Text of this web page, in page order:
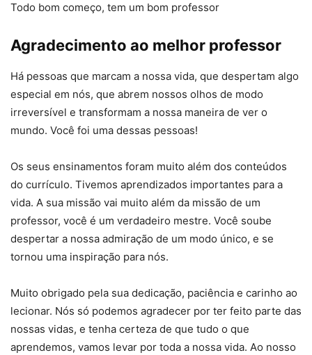
Todo bom começo, tem um bom professor
Agradecimento ao melhor professor
Há pessoas que marcam a nossa vida, que despertam algo
especial em nós, que abrem nossos olhos de modo
irreversível e transformam a nossa maneira de ver o
mundo. Você foi uma dessas pessoas!
Os seus ensinamentos foram muito além dos conteúdos
do currículo. Tivemos aprendizados importantes para a
vida. A sua missão vai muito além da missão de um
professor, você é um verdadeiro mestre. Você soube
despertar a nossa admiração de um modo único, e se
tornou uma inspiração para nós.
Muito obrigado pela sua dedicação, paciência e carinho ao
lecionar. Nós só podemos agradecer por ter feito parte das
nossas vidas, e tenha certeza de que tudo o que
aprendemos, vamos levar por toda a nossa vida. Ao nosso